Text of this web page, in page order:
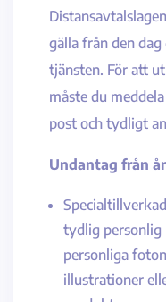
gälla från den
tjänsten. För att
måste du
post och tydligt
Undantag från
tydlig personlig
personliga
illustrationer